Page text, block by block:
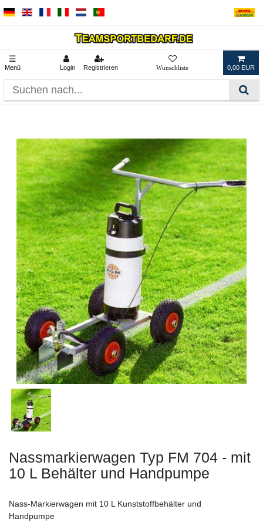
☰
Menü Login Registrieren 0,00 EUR
Nassmarkierwagen Typ FM 704 - mit
10 L Behälter und Handpumpe
Nass-Markierwagen mit 10 L Kunststoffbehälter und
Handpumpe